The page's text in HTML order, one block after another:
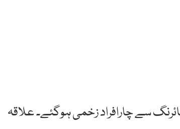
سے چارافراد زخمی ہوگئے۔ علاقہ